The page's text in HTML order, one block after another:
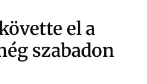
el a
szabadon